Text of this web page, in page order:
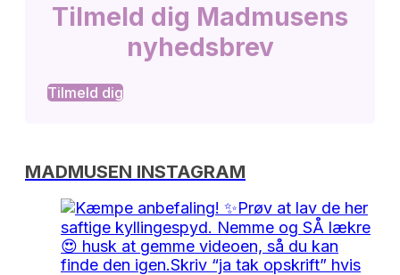
Tilmeld dig Madmusens
nyhedsbrev
Tilmeld dig
MADMUSEN INSTAGRAM